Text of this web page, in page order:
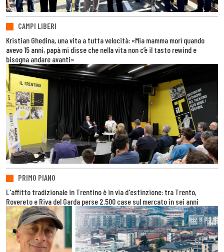
CAMPI LIBERI
Kristian Ghedina, una vita a tutta velocità: «Mia mamma morì quando
avevo 15 anni, papà mi disse che nella vita non c’è il tasto rewind e
bisogna andare avanti»
PRIMO PIANO
L'affitto tradizionale in Trentino è in via d'estinzione: tra Trento,
Rovereto e Riva del Garda perse 2.500 case sul mercato in sei anni